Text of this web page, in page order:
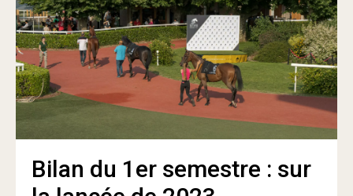
Bilan du 1er semestre : sur